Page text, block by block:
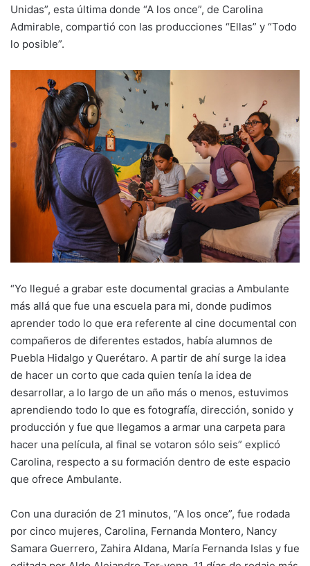
Unidas”, esta última donde “A los once”, de Carolina
Admirable, compartió con las producciones “Ellas” y “Todo
lo posible”.
“Yo llegué a grabar este documental gracias a Ambulante
más allá que fue una escuela para mi, donde pudimos
aprender todo lo que era referente al cine documental con
compañeros de diferentes estados, había alumnos de
Puebla Hidalgo y Querétaro. A partir de ahí surge la idea
de hacer un corto que cada quien tenía la idea de
desarrollar, a lo largo de un año más o menos, estuvimos
aprendiendo todo lo que es fotografía, dirección, sonido y
producción y fue que llegamos a armar una carpeta para
hacer una película, al final se votaron sólo seis” explicó
Carolina, respecto a su formación dentro de este espacio
que ofrece Ambulante.
Con una duración de 21 minutos, “A los once”, fue rodada
por cinco mujeres, Carolina, Fernanda Montero, Nancy
Samara Guerrero, Zahira Aldana, María Fernanda Islas y fue